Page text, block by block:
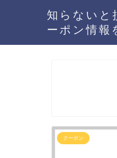
知らないと
ーポン情報
クーポン